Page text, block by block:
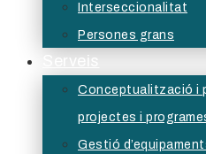
Interseccionalitat
Persones grans
Serveis
Conceptualització i
projectes i
Gestió